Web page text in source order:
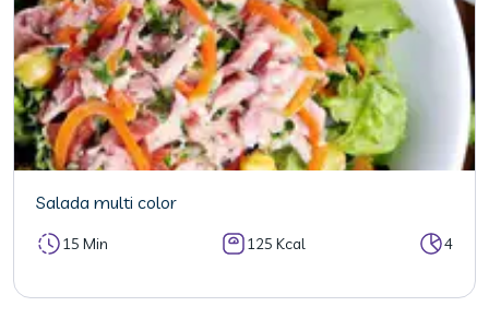
Salada multi color
15 Min 125 Kcal 4